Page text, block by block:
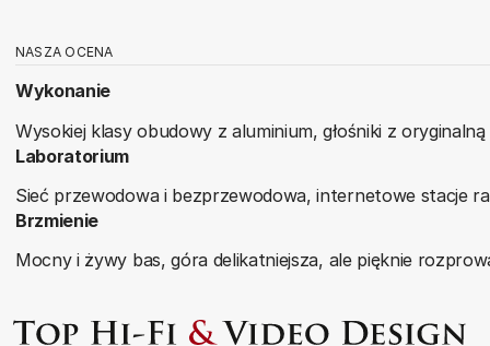
NASZA OCENA
Wykonanie
Wysokiej klasy obudowy z aluminium, głośniki z
Laboratorium
Sieć przewodowa i bezprzewodowa, internetowe stacje
Brzmienie
Mocny i żywy bas, góra delikatniejsza, ale pięknie